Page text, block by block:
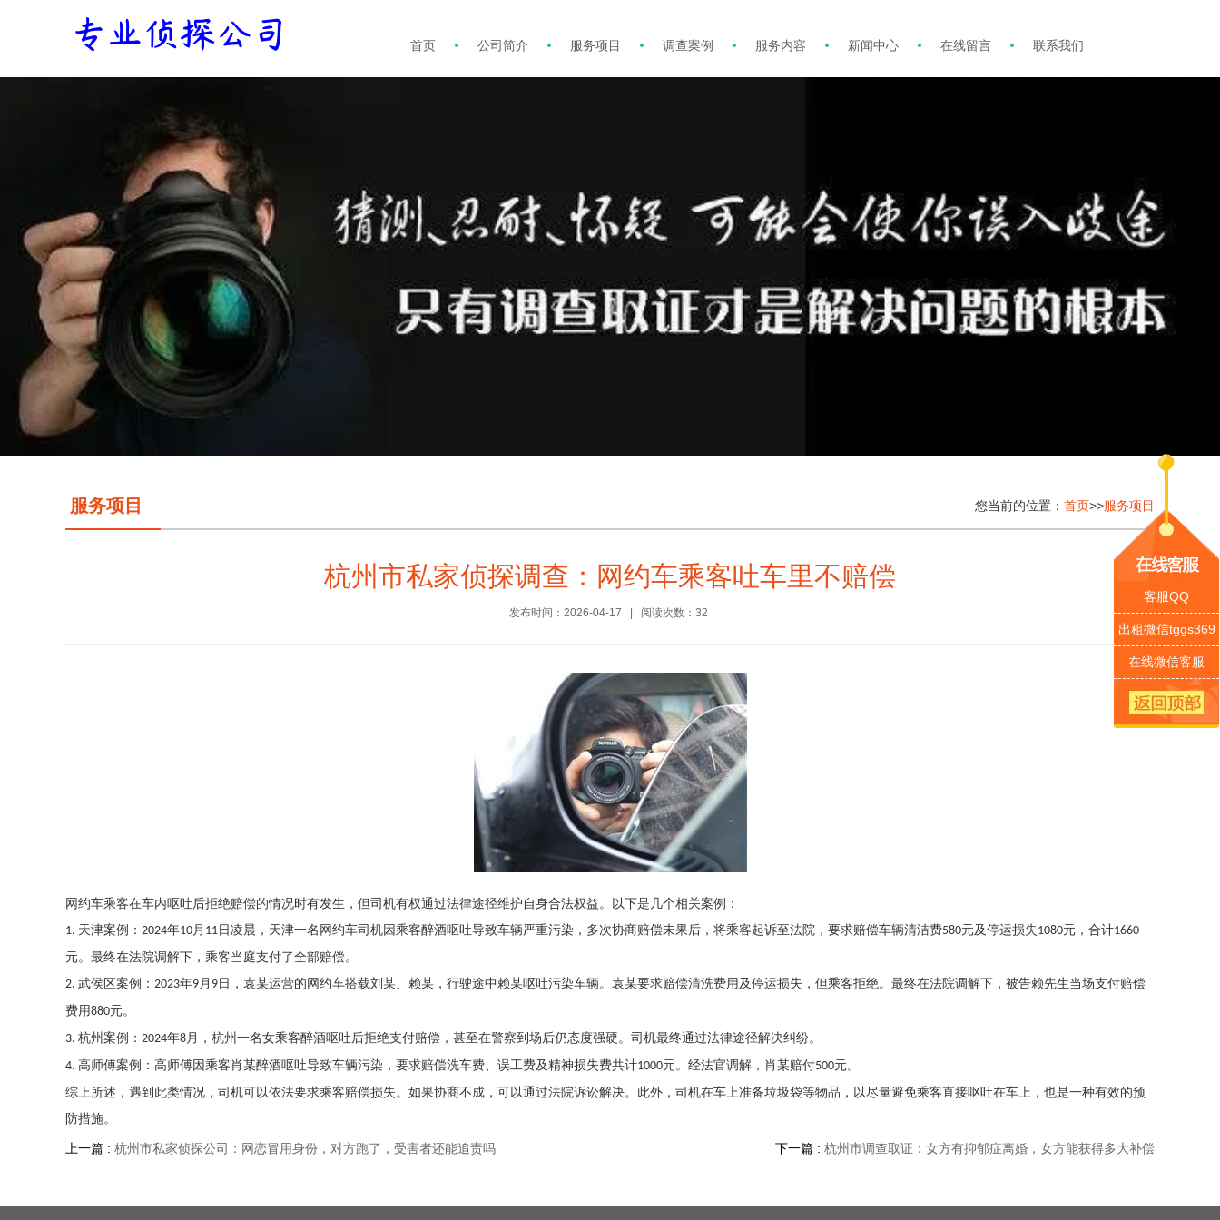
首页 公司简介 服务项目 调查案例 服务内容 新闻中心 在线留言 联系我们
服务项目 您当前的位置： 首页>>服务项目
杭州市私家侦探调查：网约车乘客吐车里不赔偿
发布时间：2026-04-17 | 阅读次数：32
网约车乘客在车内呕吐后拒绝赔偿的情况时有发生，但司机有权通过法律途径维护自身合法权益。以下是几个相关案例：
1. 天津案例： 2024年10月 11 日凌晨，天津一名网约车司机因乘客醉酒呕吐导致车辆严重污染，多次协商赔偿未果后，将乘客起诉至法院，要求赔偿车辆清洁费580元及停运损失1080元，合计1660
元。最终在法院调解下，乘客当庭支付了全部赔偿。
2. 武侯区案例： 2023年9月 9 日，袁某运营的网约车搭载刘某、赖某，行驶途中赖某呕吐污染车辆。袁某要求赔偿清洗费用及停运损失，但乘客拒绝。最终在法院调解下，被告赖先生当场支付赔偿
费用880元。
3. 杭州案例： 2024年8月，杭州一名女乘客醉酒呕吐后拒绝支付赔偿，甚至在警察到场后仍态度强硬。司机最终通过法律途径解决纠纷。
4. 高师傅案例：高师傅因乘客肖某醉酒呕吐导致车辆污染，要求赔偿洗车费、误工费及精神损失费共计1000元。经法官调解，肖某赔付500元。
综上所述，遇到此类情况，司机可以依法要求乘客赔偿损失。如果协商不成，可以通过法院诉讼解决。此外，司机在车上准备垃圾袋等物品，以尽量避免乘客直接呕吐在车上，也是一种有效的预
防措施。
上一篇 : 杭州市私家侦探公司：网恋冒用身份，对方跑了，受害者还能追责吗 下一篇 : 杭州市调查取证：女方有抑郁症离婚，女方能获得多大补偿
客服QQ
出租微信tggs369
在线微信客服